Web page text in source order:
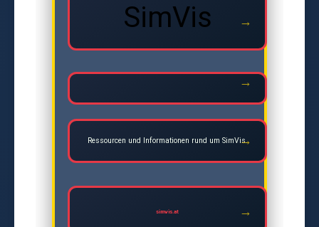
SimVis
Ressourcen und Informationen rund um SimVis.
simvis.at